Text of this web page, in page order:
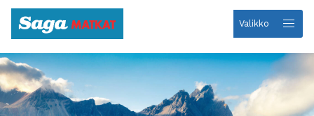
Etusivulle
Valikko